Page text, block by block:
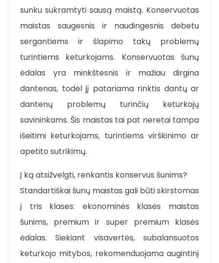
sunku sukramtyti sausą maistą. Konservuotas
maistas saugesnis ir naudingesnis debetu
sergantiems ir šlapimo takų problemų
turintiems keturkojams. Konservuotas šunų
ėdalas yra minkštesnis ir mažiau dirgina
dantenas, todėl jį patariama rinktis dantų ar
dantenų problemų turinčių keturkojų
savininkams. Šis maistas tai pat neretai tampa
išeitimi keturkojams, turintiems virškinimo ar
apetito sutrikimų.
Į ką atsižvelgti, renkantis konservus šunims?
Standartiškai šunų maistas gali būti skirstomas
į tris klases: ekonominės klasės maistas
šunims, premium ir super premium klasės
ėdalas. Siekiant visavertės, subalansuotos
keturkojo mitybos, rekomenduojama augintinį